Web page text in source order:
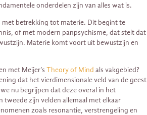
onderdelen zijn van alles wat is.
met betrekking tot materie. Dit begint te
of met modern panpsychisme, dat stelt dat
Materie komt voort uit bewustzijn en
met Meijer’s Theory of Mind als vakgebied?
dat het vierdimensionale veld van de geest
nu begrijpen dat deze overal in het
tweede zijn velden allemaal met elkaar
zoals resonantie, verstrengeling en